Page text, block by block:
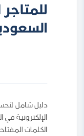
دليل شامل
الإلكترونية
الكلمات